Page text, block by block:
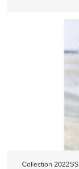
Collection 2022SS